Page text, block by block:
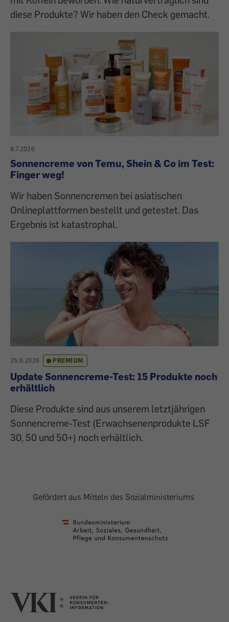
diese Produkte? Wir haben den Check gemacht.
8.7.2026
Sonnencreme von Temu, Shein & Co im Test:
Finger weg!
Wir haben Sonnencremen bei asiatischen
Onlineplattformen bestellt und getestet. Das
Ergebnis ist katastrophal.
25.6.2026 PREMIUM
Update Sonnencreme-Test: 15 Produkte noch
erhältlich
Diese Produkte sind aus unserem letztjährigen
Sonnencreme-Test (Erwachsenenprodukte LSF
30, 50 und 50+) noch erhältlich.
Gefördert aus Mitteln des Sozialministeriums